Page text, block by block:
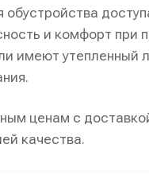
и комфорт при
имеют утепленный
ценам с
качества.